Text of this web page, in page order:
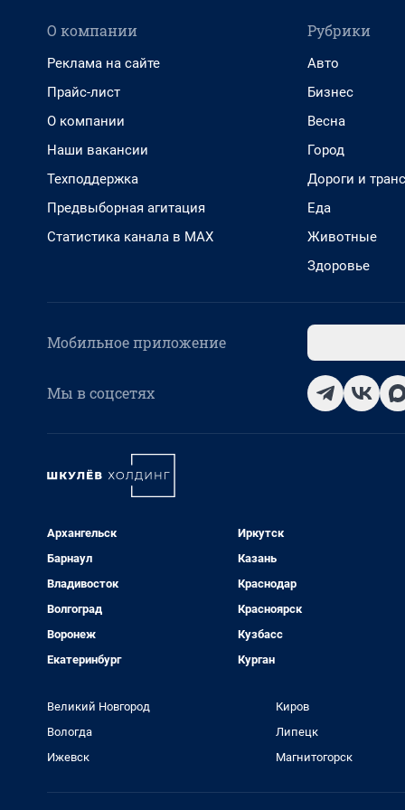
О компании
Реклама на сайте
Прайс-лист
О компании
Наши вакансии
Техподдержка
Предвыборная агитация
Статистика канала в MAX
Рубрики
Авто
Бизнес
Весна
Город
Дороги и
Еда
Животные
Здоровье
Мобильное приложение
Мы в соцсетях
Архангельск
Барнаул
Владивосток
Волгоград
Воронеж
Екатеринбург
Иркутск
Казань
Краснодар
Красноярск
Кузбасс
Курган
Великий Новгород
Вологда
Ижевск
Киров
Липецк
Магнитогорск